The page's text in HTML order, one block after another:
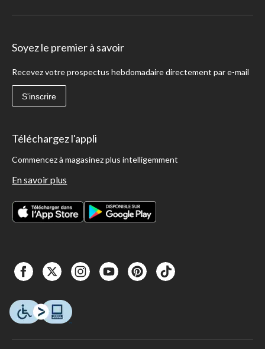
Soyez le premier à savoir
Recevez votre prospectus hebdomadaire directement par e-mail
S'inscrire
Téléchargez l'appli
Commencez à magasinez plus intelligemment
En savoir plus